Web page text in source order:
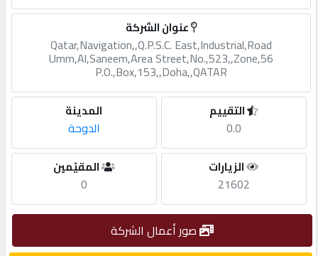
اعلانك
مطلوب
الاحصائيات
الأقسام
عنوان الشركة
Qatar,Navigation,,Q.P.S.C. East,Industrial,Road
Umm,Al,Saneem,Area Street,No.,523,,Zone,56
P.O.,Box,153,,Doha,,QATAR
المدينة
الدوحة
التقييم
0.0
المقيّمين
0
الزيارات
21602
صور أعمال الشركة